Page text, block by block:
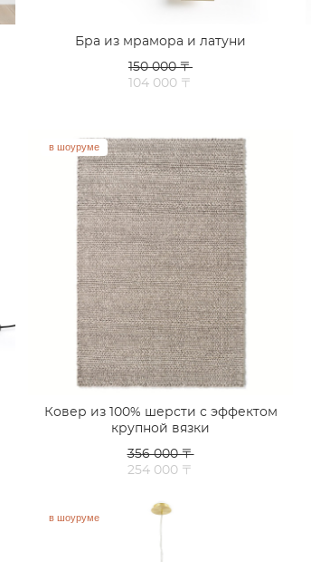
Бра из мрамора и латуни
150 000 〒
104 000 〒
в шоуруме
Ковер из 100% шерсти с эффектом
крупной вязки
356 000 〒
254 000 〒
в шоуруме